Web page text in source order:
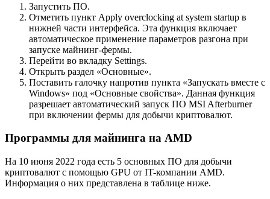
Запустить ПО.
Отметить пункт Apply overclocking at system startup в
нижней части интерфейса. Эта функция включает
автоматическое применение параметров разгона при
запуске майнинг-фермы.
Перейти во вкладку Settings.
Открыть раздел «Основные».
Поставить галочку напротив пункта «Запускать вместе с
Windows» под «Основные свойства». Данная функция
разрешает автоматический запуск ПО MSI Afterburner
при включении фермы для добычи криптовалют.
Программы для майнинга на AMD
На 10 июня 2022 года есть 5 основных ПО для добычи
криптовалют с помощью GPU от IT-компании AMD.
Информация о них представлена в таблице ниже.